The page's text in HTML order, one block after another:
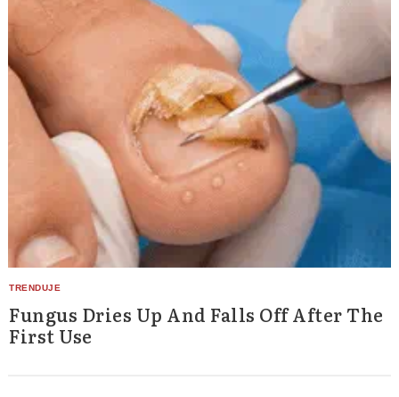
Fungus Dries Up And Falls Off After The
First Use
Search
for: